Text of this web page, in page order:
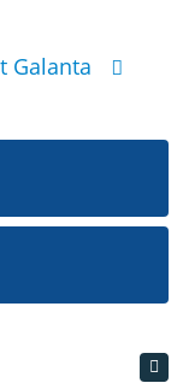
Galanta